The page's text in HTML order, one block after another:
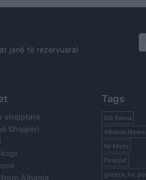
janë të rezervuara!
shqiptare
Shqipëri
Albania
Tags
Edi Rama
Albania News
Ilir Meta
Piranjat
gazeta, tv,